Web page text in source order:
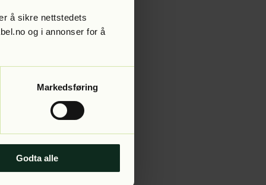
å sikre nettstedets
og i annonser for å
Markedsføring
Godta alle